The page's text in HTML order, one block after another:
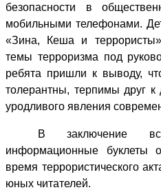
безопасности в
мобильными телефонами.
«Зина, Кеша и
темы терроризма под
ребята пришли к выводу,
толерантны, терпимы друг
уродливого явления
В заключение
информационные буклеты
время террористического
юных читателей.